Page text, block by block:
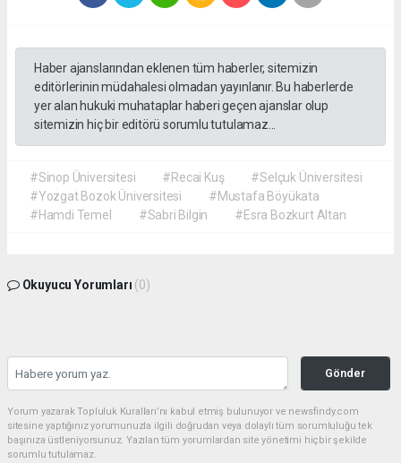
Haber ajanslarından eklenen tüm haberler, sitemizin
editörlerinin müdahalesi olmadan yayınlanır. Bu haberlerde
yer alan hukuki muhataplar haberi geçen ajanslar olup
sitemizin hiç bir editörü sorumlu tutulamaz...
#Sinop Üniversitesi #Recai Kuş
#Selçuk Üniversitesi
#Yozgat Bozok Üniversitesi
#Mustafa Böyükata
#Hamdi Temel
#Sabri Bilgin #Esra Bozkurt Altan
Okuyucu Yorumları (0)
Gönder
Yorum yazarak Topluluk Kuralları’nı kabul etmiş bulunuyor ve newsfindy.com
sitesine yaptığınız yorumunuzla ilgili doğrudan veya dolaylı tüm sorumluluğu tek
başınıza üstleniyorsunuz. Yazılan tüm yorumlardan site yönetimi hiçbir şekilde
sorumlu tutulamaz.